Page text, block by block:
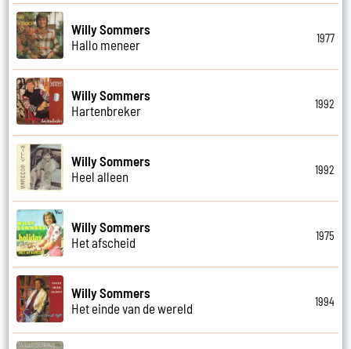
Willy Sommers
Hallo meneer
1977
Willy Sommers
Hartenbreker
1992
Willy Sommers
Heel alleen
1992
Willy Sommers
Het afscheid
1975
Willy Sommers
Het einde van de wereld
1994